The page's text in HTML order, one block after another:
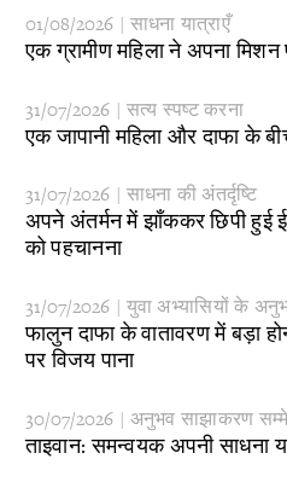
01/08/2026 | साधना यात्राएँ
एक ग्रामीण महिला ने अपना मिशन
31/07/2026 | सत्य स्पष्ट करना
एक जापानी महिला और दाफा के
31/07/2026 | साधना की अंतर्दृष्टि
अपने अंतर्मन में झाँककर छिपी हुई
को पहचानना
31/07/2026 | युवा अभ्यासियों के
फालुन दाफा के वातावरण में बड़ा
पर विजय पाना
30/07/2026 | अनुभव साझाकरण
ताइवान: समन्वयक अपनी साधना